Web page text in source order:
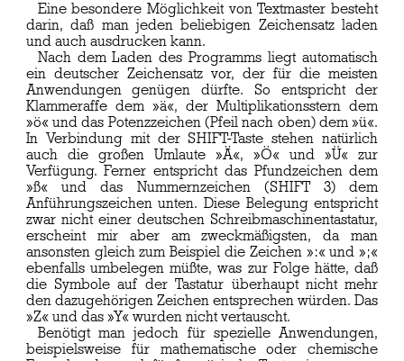
Eine besondere Möglichkeit von Textmaster besteht
darin, daß man jeden beliebigen Zeichensatz laden
und auch ausdrucken kann.
Nach dem Laden des Programms liegt automatisch
ein deutscher Zeichensatz vor, der für die meisten
Anwendungen genügen dürfte. So entspricht der
Klammeraffe dem »ä«, der Multiplikationsstern dem
»ö« und das Potenzzeichen (Pfeil nach oben) dem »ü«.
In Verbindung mit der SHIFT-Taste stehen natürlich
auch die großen Umlaute »Ä«, »Ö« und »Ü« zur
Verfügung. Ferner entspricht das Pfundzeichen dem
»ß« und das Nummernzeichen (SHIFT 3) dem
Anführungszeichen unten. Diese Belegung entspricht
zwar nicht einer deutschen Schreibmaschinentastatur,
erscheint mir aber am zweckmäßigsten, da man
ansonsten gleich zum Beispiel die Zeichen »:« und »;«
ebenfalls umbelegen müßte, was zur Folge hätte, daß
die Symbole auf der Tastatur überhaupt nicht mehr
den dazugehörigen Zeichen entsprechen würden. Das
»Z« und das »Y« wurden nicht vertauscht.
Benötigt man jedoch für spezielle Anwendungen,
beispielsweise für mathematische oder chemische